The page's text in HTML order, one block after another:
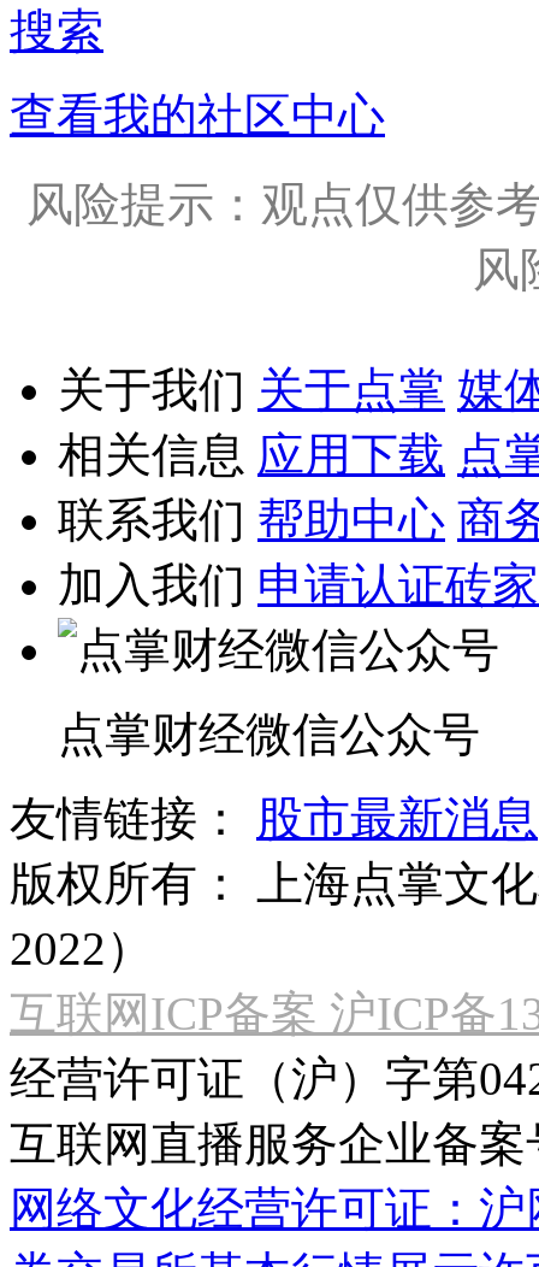
搜索
查看我的社区中心
风险提示：观点仅供参
风
关于我们 关于点掌 媒
相关信息 应用下载 点
联系我们 帮助中心 商
加入我们 申请认证砖家
点掌财经微信公众号
友情链接：
股市最新消息
版权所有：
上海点掌文
2022）
互联网ICP备案 沪ICP备
经营许可证（沪）字第
互联网直播服务企业备案
网络文化经营许可证：